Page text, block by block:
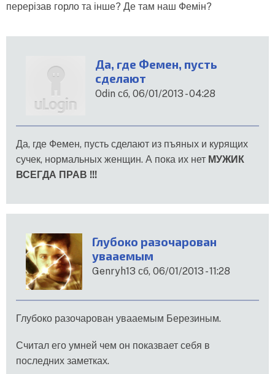
перерізав горло та інше? Де там наш Фемін?
Да, где Фемен, пусть
сделают
Odinсб, 06/01/2013 - 04:28
Да, где Фемен, пусть сделают из пъяных и курящих
сучек, нормальных женщин. А пока их нет МУЖИК
ВСЕГДА ПРАВ !!!
Глубоко разочарован
увааемым
Genryh13 сб, 06/01/2013 - 11:28
Глубоко разочарован увааемым Березиным.
Считал его умней чем он показвает себя в
последних заметках.